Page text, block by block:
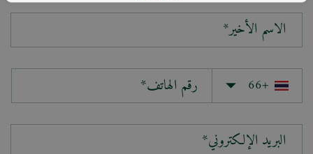
الاسم الأخير*
البريد الإلكتروني*